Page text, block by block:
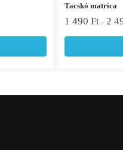
Tacskó matrica
1 490 Ft – 2
Ennek
a
terméknek